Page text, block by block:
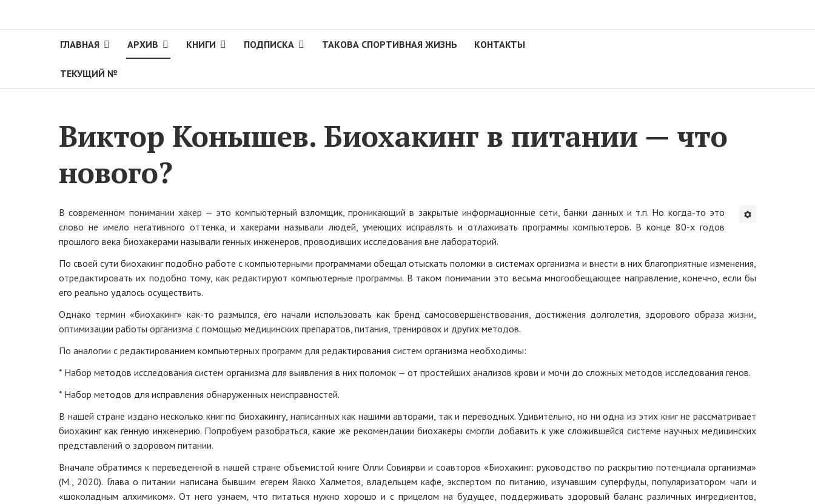
ГЛАВНАЯ АРХИВ КНИГИ ПОДПИСКА ТАКОВА СПОРТИВНАЯ ЖИЗНЬ КОНТАКТЫ
ТЕКУЩИЙ №
Виктор Конышев. Биохакинг в питании — что
нового?
В современном понимании хакер — это компьютерный взломщик, проникающий в закрытые информационные сети, банки данных и т.п. Но когда-то это
слово не имело негативного оттенка, и хакерами называли людей, умеющих исправлять и отлаживать программы компьютеров. В конце 80-х годов
прошлого века биохакерами называли генных инженеров, проводивших исследования вне лабораторий.
По своей сути биохакинг подобно работе с компьютерными программами обещал отыскать поломки в системах организма и внести в них благоприятные изменения,
отредактировать их подобно тому, как редактируют компьютерные программы. В таком понимании это весьма многообещающее направление, конечно, если бы
его реально удалось осуществить.
Однако термин «биохакинг» как-то размылся, его начали использовать как бренд самосовершенствования, достижения долголетия, здорового образа жизни,
оптимизации работы организма с помощью медицинских препаратов, питания, тренировок и других методов.
По аналогии с редактированием компьютерных программ для редактирования систем организма необходимы:
* Набор методов исследования систем организма для выявления в них поломок — от простейших анализов крови и мочи до сложных методов исследования генов.
* Набор методов для исправления обнаруженных неисправностей.
В нашей стране издано несколько книг по биохакингу, написанных как нашими авторами, так и переводных. Удивительно, но ни одна из этих книг не рассматривает
биохакинг как генную инженерию. Попробуем разобраться, какие же рекомендации биохакеры смогли добавить к уже сложившейся системе научных медицинских
представлений о здоровом питании.
Вначале обратимся к переведенной в нашей стране объемистой книге Олли Совиярви и соавторов «Биохакинг: руководство по раскрытию потенциала организма»
(М., 2020). Глава о питании написана бывшим егерем Яакко Халметоя, владельцем кафе, экспертом по питанию, изучавшим суперфуды, популяризатором чаги и
«шоколадным алхимиком». От него узнаем, что питаться нужно хорошо и с прицелом на будущее, поддерживать здоровый баланс различных ингредиентов,